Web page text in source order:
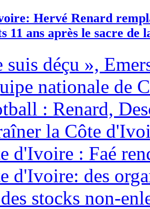
Hervé Renard
11 ans après le sacre de
suis déçu »,
nationale de
: Renard,
la Côte
d'Ivoire : Faé
d'Ivoire: des
stocks non-